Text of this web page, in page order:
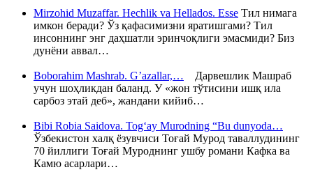
Mirzohid Muzaffar. Hechlik va Hellados. Esse Тил нимага
имкон беради? Ўз қафасимизни яратишгами? Тил
инсоннинг энг даҳшатли эринчоқлиги эмасмиди? Биз
дунёни аввал…
Boborahim Mashrab. G’azallar,… Дарвешлик Машраб
учун шоҳликдан баланд. У «жон тўтисини ишқ ила
сарбоз этай деб», жандани кийиб…
Bibi Robia Saidova. Tog‘ay Murodning “Bu dunyoda…
Ўзбекистон халқ ёзувчиси Тоғай Мурод таваллудининг
70 йиллиги Тоғай Муроднинг ушбу романи Кафка ва
Камю асарлари…